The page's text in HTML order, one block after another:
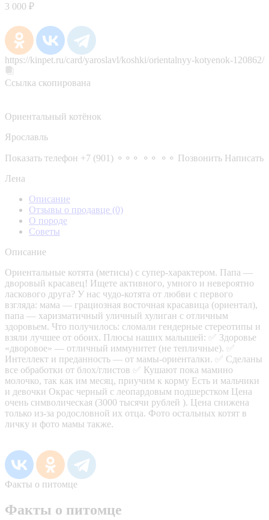
3 000 ₽
https://kinpet.ru/card/yaroslavl/koshki/orientalnyy-kotyenok-120862/
Ссылка скопирована
Ориентальный котёнок
Ярославль
Показать телефон +7 (901) ⚬⚬⚬ ⚬⚬ ⚬⚬ Позвонить Написать
Лена
Описание
Отзывы о продавце (0)
О породе
Советы
Описание
Ориентальные котята (метисы) с супер-характером. Папа —
дворовый красавец! Ищете активного, умного и невероятно
ласкового друга? У нас чудо-котята от любви с первого
взгляда: мама — грациозная восточная красавица (ориентал),
папа — харизматичный уличный хулиган с отличным
здоровьем. Что получилось: сломали гендерные стереотипы и
взяли лучшее от обоих. Плюсы наших малышей: ✅ Здоровье
«дворовое» — отличный иммунитет (не тепличные). ✅
Интеллект и преданность — от мамы-ориенталки. ✅ Сделаны
все обработки от блох/глистов ✅ Кушают пока мамино
молочко, так как им месяц, приучим к корму Есть и мальчики
и девочки Окрас черный с леопардовым подшерстком Цена
очень символическая (3000 тысячи рублей ). Цена снижена
только из-за родословной их отца. Фото остальных котят в
личку и фото мамы также.
Факты о питомце
Факты о питомце